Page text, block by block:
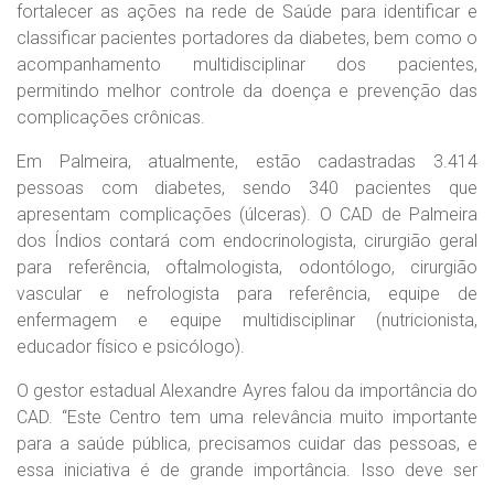
fortalecer as ações na rede de Saúde para identificar e
classificar pacientes portadores da diabetes, bem como o
acompanhamento multidisciplinar dos pacientes,
permitindo melhor controle da doença e prevenção das
complicações crônicas.
Em Palmeira, atualmente, estão cadastradas 3.414
pessoas com diabetes, sendo 340 pacientes que
apresentam complicações (úlceras). O CAD de Palmeira
dos Índios contará com endocrinologista, cirurgião geral
para referência, oftalmologista, odontólogo, cirurgião
vascular e nefrologista para referência, equipe de
enfermagem e equipe multidisciplinar (nutricionista,
educador físico e psicólogo).
O gestor estadual Alexandre Ayres falou da importância do
CAD. “Este Centro tem uma relevância muito importante
para a saúde pública, precisamos cuidar das pessoas, e
essa iniciativa é de grande importância. Isso deve ser